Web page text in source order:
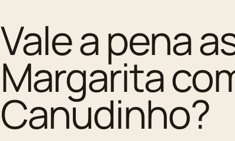
Vale a pena
Margarita
Canudinho?